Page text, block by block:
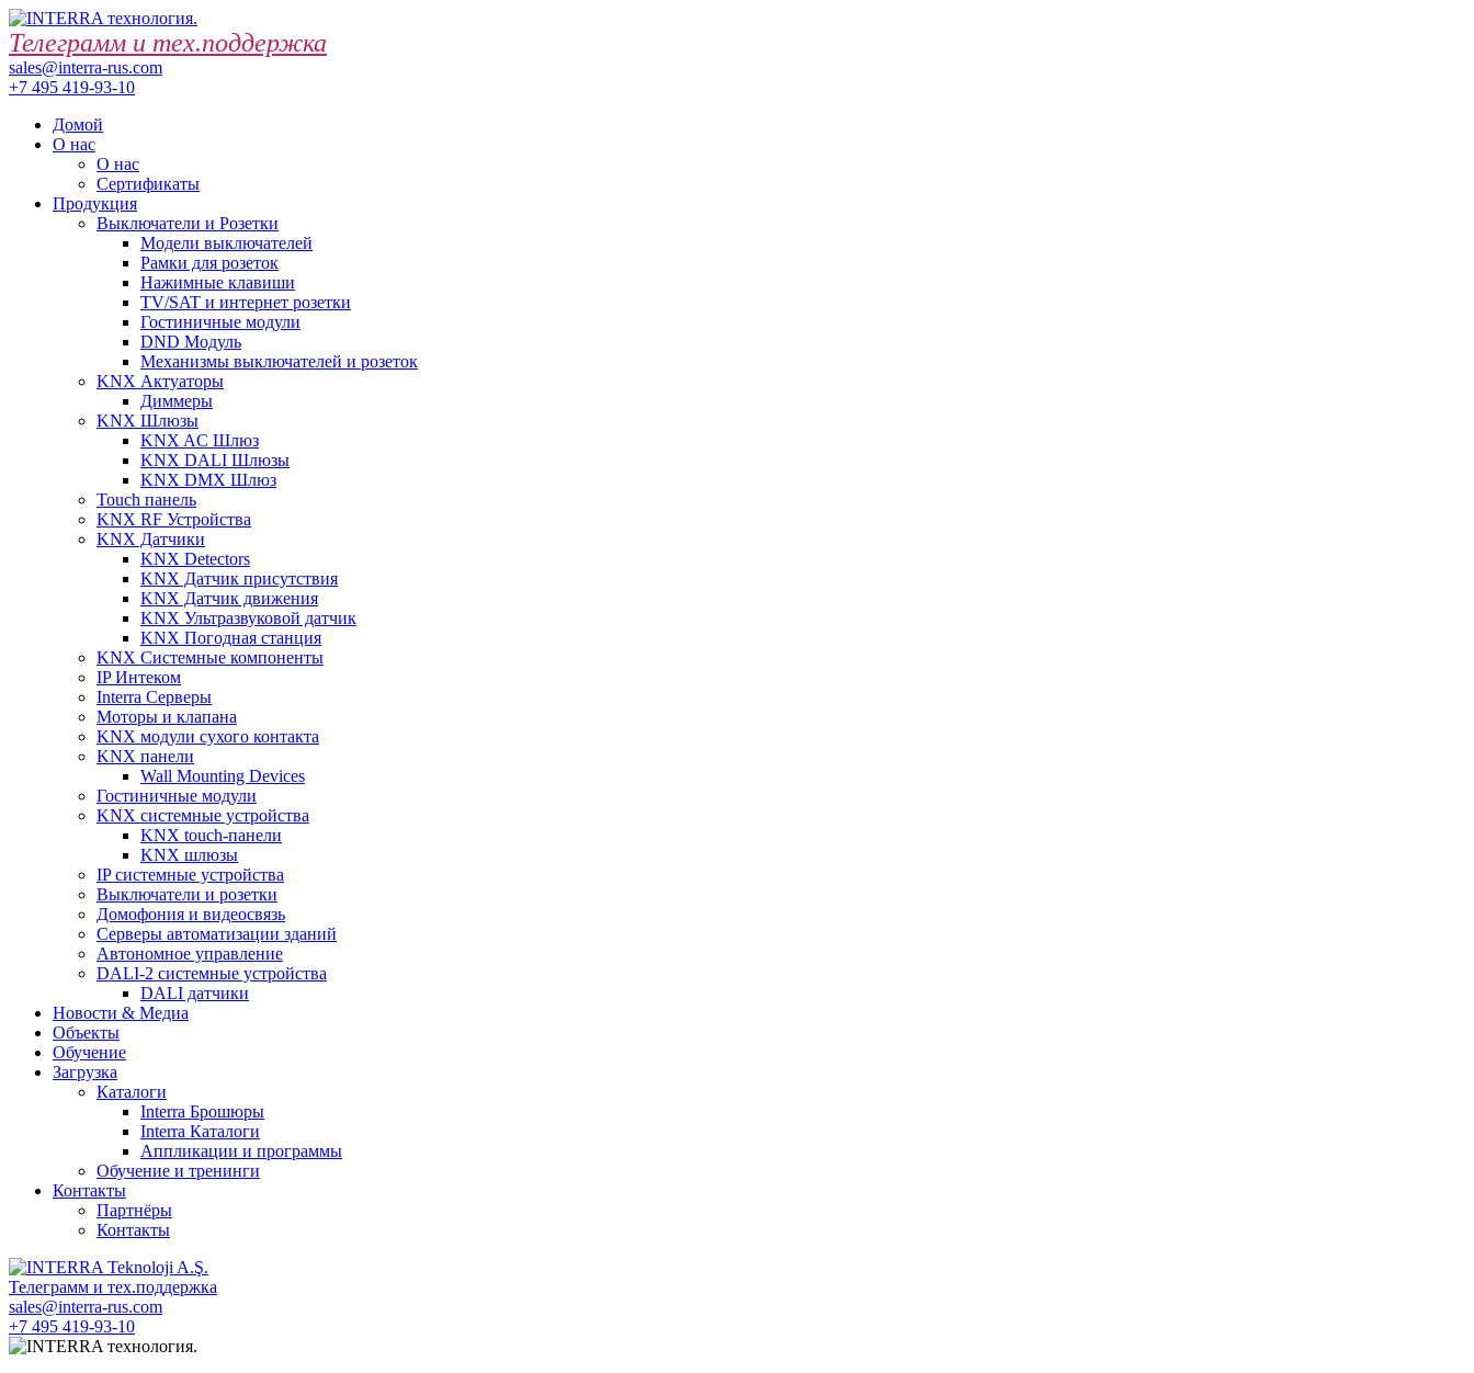
Телеграмм и тех.поддержка
sales@interra-rus.com
+7 495 419-93-10
Домой
О нас
О нас
Сертификаты
Продукция
Выключатели и Розетки
Модели выключателей
Рамки для розеток
Нажимные клавиши
TV/SAT и интернет розетки
Гостиничные модули
DND Модуль
Механизмы выключателей и розеток
KNX Актуаторы
Диммеры
KNX Шлюзы
KNX AC Шлюз
KNX DALI Шлюзы
KNX DMX Шлюз
Touch панель
KNX RF Устройства
KNX Датчики
KNX Detectors
KNX Датчик присутствия
KNX Датчик движения
KNX Ультразвуковой датчик
KNX Погодная станция
KNX Системные компоненты
IP Интеком
Interra Серверы
Моторы и клапана
KNX модули сухого контакта
KNX панели
Wall Mounting Devices
Гостиничные модули
KNX системные устройства
KNX touch-панели
KNX шлюзы
IP системные устройства
Выключатели и розетки
Домофония и видеосвязь
Серверы автоматизации зданий
Автономное управление
DALI-2 системные устройства
DALI датчики
Новости & Медиа
Объекты
Обучение
Загрузка
Каталоги
Interra Брошюры
Interra Каталоги
Аппликации и программы
Обучение и тренинги
Контакты
Партнёры
Контакты
Телеграмм и тех.поддержка
sales@interra-rus.com
+7 495 419-93-10